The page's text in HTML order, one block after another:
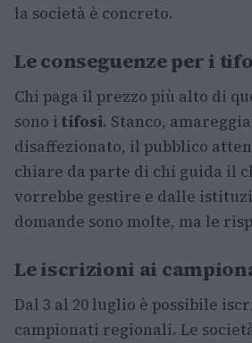
la società è concreto.
Le conseguenze per i
Chi paga il prezzo più alto di
sono i tifosi. Stanco,
disaffezionato, il pubblico
chiare da parte di chi guida il
vorrebbe gestire e dalle
domande sono molte, ma le
Le iscrizioni ai
Dal 3 al 20 luglio è possibile
campionati regionali. Le